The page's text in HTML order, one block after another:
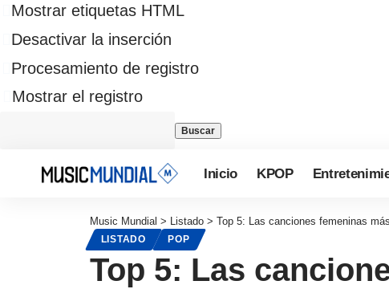
Mostrar etiquetas HTML
Desactivar la inserción
Procesamiento de registro
Mostrar el registro
Inicio KPOP
Music Mundial > Listado > Top 5: Las canciones femeninas
LISTADO POP
Top 5: Las